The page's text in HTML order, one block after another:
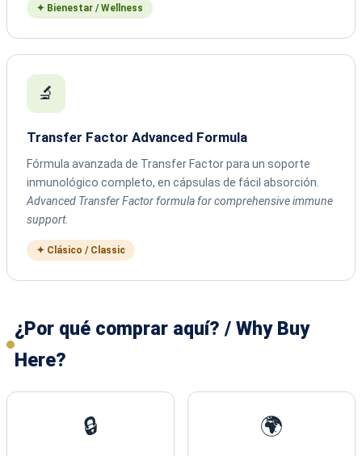
✦ Bienestar / Wellness
🔬
Transfer Factor Advanced Formula
Fórmula avanzada de Transfer Factor para un soporte
inmunológico completo, en cápsulas de fácil absorción.
Advanced Transfer Factor formula for comprehensive immune
support.
✦ Clásico / Classic
¿Por qué comprar aquí? / Why Buy
Here?
🔒 🌍